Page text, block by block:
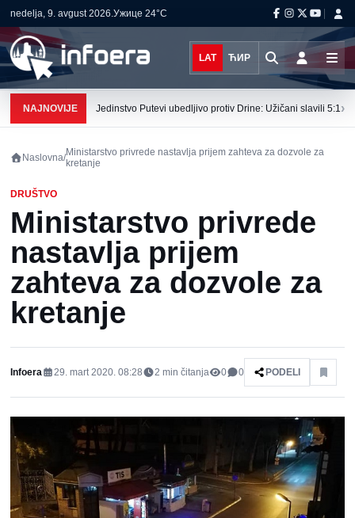
nedelja, 9. avgust 2026.Ужице 24°C
LAT ЋИР
NAJNOVIJE Jedinstvo Putevi ubedljivo protiv Drine: Užičani slavili 5:1›
Naslovna/Ministarstvo privrede nastavlja prijem zahteva za dozvole za
kretanje
DRUŠTVO
Ministarstvo privrede
nastavlja prijem
zahteva za dozvole za
kretanje
Infoera 29. mart 2020. 08:28 2 min čitanja 0 0 PODELI